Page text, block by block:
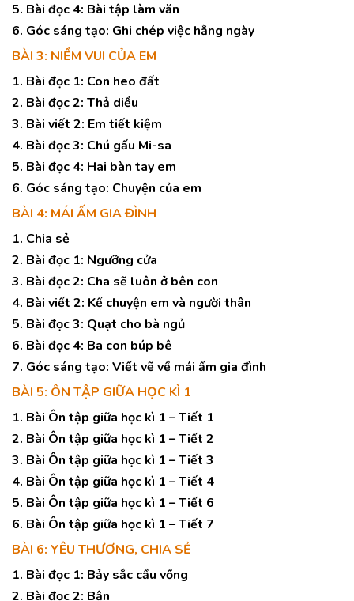
5. Bài đọc 4: Bài tập làm văn
6. Góc sáng tạo: Ghi chép việc hằng ngày
BÀI 3: NIỀM VUI CỦA EM
1. Bài đọc 1: Con heo đất
2. Bài đọc 2: Thả diều
3. Bài viết 2: Em tiết kiệm
4. Bài đọc 3: Chú gấu Mi-sa
5. Bài đọc 4: Hai bàn tay em
6. Góc sáng tạo: Chuyện của em
BÀI 4: MÁI ẤM GIA ĐÌNH
1. Chia sẻ
2. Bài đọc 1: Ngưỡng cửa
3. Bài đọc 2: Cha sẽ luôn ở bên con
4. Bài viết 2: Kể chuyện em và người thân
5. Bài đọc 3: Quạt cho bà ngủ
6. Bài đọc 4: Ba con búp bê
7. Góc sáng tạo: Viết vẽ về mái ấm gia đình
BÀI 5: ÔN TẬP GIỮA HỌC KÌ 1
1. Bài Ôn tập giữa học kì 1 – Tiết 1
2. Bài Ôn tập giữa học kì 1 – Tiết 2
3. Bài Ôn tập giữa học kì 1 – Tiết 3
4. Bài Ôn tập giữa học kì 1 – Tiết 4
5. Bài Ôn tập giữa học kì 1 – Tiết 6
6. Bài Ôn tập giữa học kì 1 – Tiết 7
BÀI 6: YÊU THƯƠNG, CHIA SẺ
1. Bài đọc 1: Bảy sắc cầu vồng
2. Bài đọc 2: Bận